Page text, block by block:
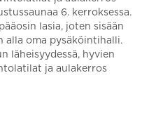
6. kerroksessa.
lasia, joten sisään
alla oma pysäköintihalli.
läheisyydessä, hyvien
ja aulakerros